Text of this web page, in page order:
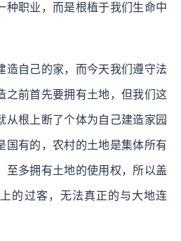
种职业，而是根植于我们生命中
造自己的家，而今天我们遵守法
之前首先要拥有土地，但我们这
从根上断了个体为自己建造家园
国有的，农村的土地是集体所有
至多拥有土地的使用权，所以盖
的过客，无法真正的与大地连